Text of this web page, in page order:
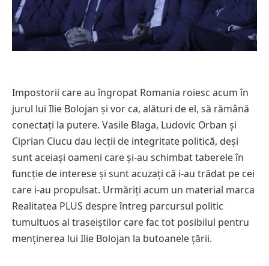
Impostorii care au îngropat Romania roiesc acum în
jurul lui Ilie Bolojan și vor ca, alături de el, să rămână
conectați la putere. Vasile Blaga, Ludovic Orban și
Ciprian Ciucu dau lecții de integritate politică, deși
sunt aceiași oameni care și-au schimbat taberele în
funcție de interese și sunt acuzați că i-au trădat pe cei
care i-au propulsat. Urmăriți acum un material marca
Realitatea PLUS despre întreg parcursul politic
tumultuos al traseiștilor care fac tot posibilul pentru
menținerea lui Ilie Bolojan la butoanele țării.